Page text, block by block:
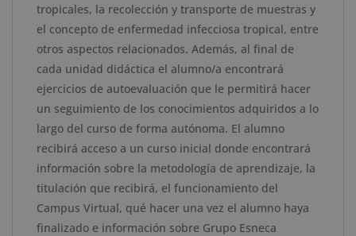
cantidad
tropicales, la recolección y transporte de muestras y
el concepto de enfermedad infecciosa tropical, entre
otros aspectos relacionados. Además, al final de
cada unidad didáctica el alumno/a encontrará
ejercicios de autoevaluación que le permitirá hacer
un seguimiento de los conocimientos adquiridos a lo
largo del curso de forma autónoma. El alumno
recibirá acceso a un curso inicial donde encontrará
información sobre la metodología de aprendizaje, la
titulación que recibirá, el funcionamiento del
Campus Virtual, qué hacer una vez el alumno haya
finalizado e información sobre Grupo Esneca